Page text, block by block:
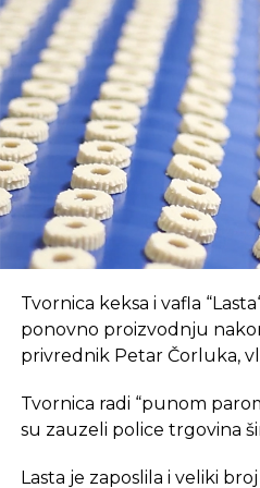
Prvo, oni pružaju brz
opremljen prostor, što je
suvremeni način rada.
U coworking prostoru,
profesionalcima, što potiče
atmosferu koju je teško
Dodatna prednost
prostoru omogućava
Tvornica keksa i vafla
ponovno proizvodnju
privrednik Petar Čorluka,
Tvornica radi “punom
su zauzeli police trgovina
Lasta je zaposlila i veliki